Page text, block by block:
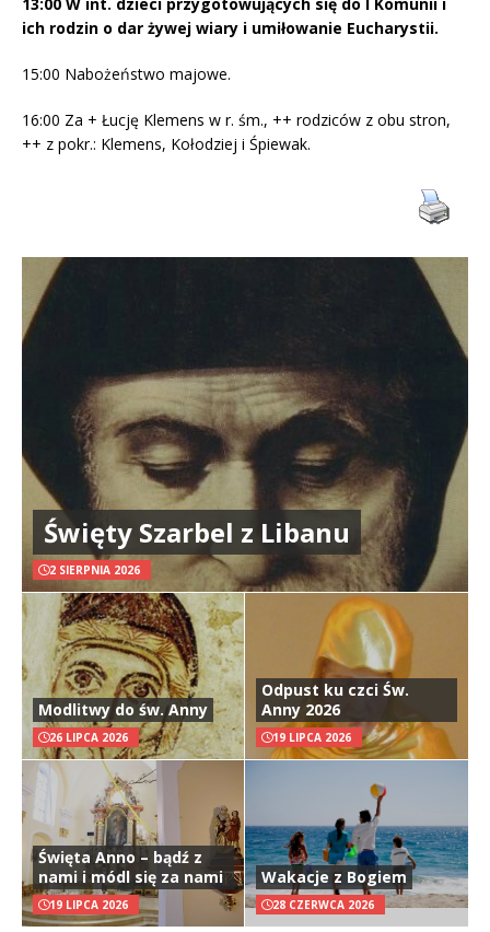
ich rodzin o dar żywej wiary i umiłowanie Eucharystii.
15:00 Nabożeństwo majowe.
16:00 Za + Łucję Klemens w r. śm., ++ rodziców z obu stron,
++ z pokr.: Klemens, Kołodziej i Śpiewak.
Święty Szarbel z Libanu
2 SIERPNIA 2026
Modlitwy do św. Anny
26 LIPCA 2026
Odpust ku czci Św.
Anny 2026
19 LIPCA 2026
Święta Anno – bądź z
nami i módl się za nami
19 LIPCA 2026
Wakacje z Bogiem
28 CZERWCA 2026